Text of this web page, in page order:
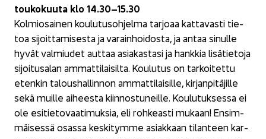
tou­ko­kuu­ta klo 14.30–15.30
Kol­mio­sai­nen kou­lu­tus­oh­jel­ma tar­jo­aa kat­ta­vas­ti tie­
toa si­joit­ta­mi­ses­ta ja va­rain­hoi­dos­ta, ja antaa si­nul­le
hyvät val­miu­det aut­taa asia­kas­ta­si ja hank­kia li­sä­tie­to­ja
si­joi­tusa­lan am­mat­ti­lai­sil­ta. Kou­lu­tus on tar­koi­tet­tu
eten­kin ta­lous­hal­lin­non am­mat­ti­lai­sil­le, kir­jan­pi­tä­jil­le
sekä muil­le ai­hees­ta kiin­nos­tu­neil­le. Kou­lu­tuk­ses­sa ei
ole esi­tie­to­vaa­ti­muk­sia, eli roh­keas­ti mu­kaan! En­sim­
mäi­ses­sä osas­sa kes­ki­tym­me asiak­kaan ti­lan­teen kar­